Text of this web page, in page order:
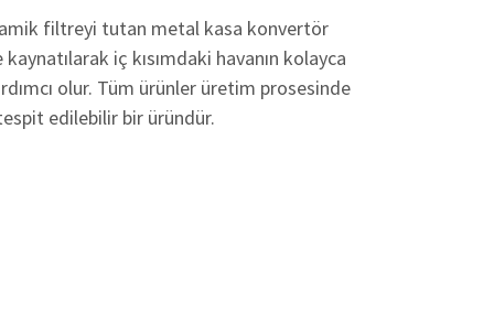
filtreyi tutan metal kasa konvertör
iç kısımdaki havanın kolayca
olur. Tüm ürünler üretim prosesinde
tespit edilebilir bir üründür.